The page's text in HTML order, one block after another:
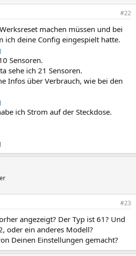
#22
machen müssen und bei
ich deine Config eingespielt hatte.
Sensoren.
sehe ich 21 Sensoren.
Infos über Verbrauch, wie bei den
ich Strom auf der Steckdose.
#23
angezeigt? Der Typ ist 61? Und
oder ein anderes Modell?
Deinen Einstellungen gemacht?